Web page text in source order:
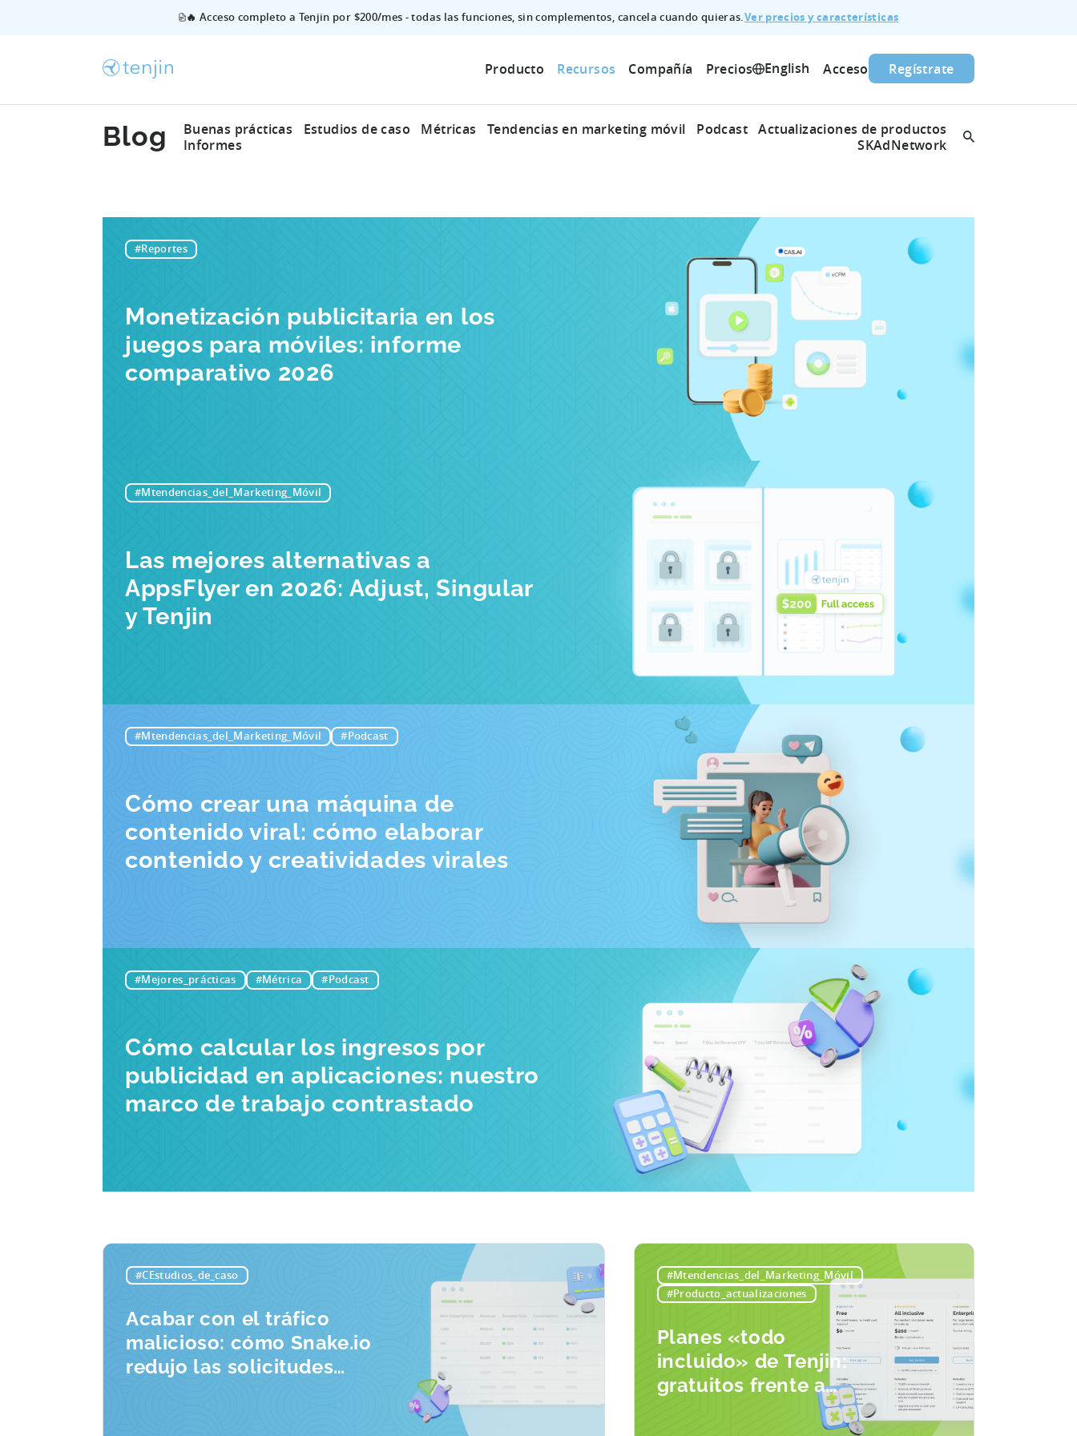
🔥 Acceso completo a Tenjin por $200/mes - todas las funciones, sin complementos, cancela cuando quieras.Ver precios y características
Producto Recursos Compañía Precios English Acceso Regístrate
Blog Buenas prácticas Estudios de caso Métricas Tendencias en marketing móvil Podcast
Actualizaciones de productos
Informes
SKAdNetwork
#Reportes
Monetización publicitaria en los
juegos para móviles: informe
comparativo 2026
#Mtendencias_del_Marketing_Móvil
Las mejores alternativas a
AppsFlyer en 2026: Adjust, Singular
y Tenjin
#Mtendencias_del_Marketing_Móvil #Podcast
Cómo crear una máquina de
contenido viral: cómo elaborar
contenido y creatividades virales
#Mejores_prácticas #Métrica #Podcast
Cómo calcular los ingresos por
publicidad en aplicaciones: nuestro
marco de trabajo contrastado
#CEstudios_de_caso
Acabar con el tráfico
malicioso: cómo Snake.io
redujo las solicitudes
#Mtendencias_del_Marketing_Móvil
#Producto_actualizaciones
Planes «todo
incluido» de Tenjin:
gratuitos frente a
de pago, límites de